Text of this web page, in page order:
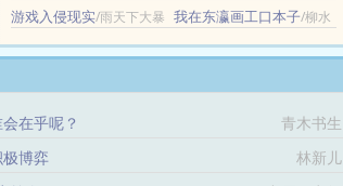
百/一只青鸟
游戏入侵现实/雨天下大暴 我在东瀛画工口本子/柳水
在乎呢？ 青木书生
博弈 林新儿